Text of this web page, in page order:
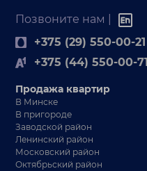
Позвоните нам |
+375 (29) 550-00-21
+375 (44) 550-00-71
Продажа квартир
В Минске
В пригороде
Заводской район
Ленинский район
Московский район
Октябрьский район